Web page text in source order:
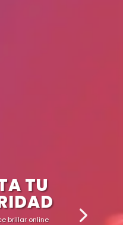
TU
brillar online